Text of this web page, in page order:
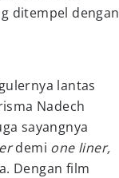
ditempel dengan
lantas
Nadech
sayangnya
demi one liner,
Dengan film